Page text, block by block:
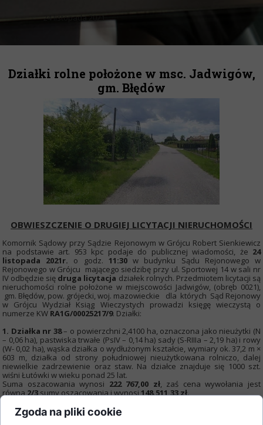
24 listopada 2021
Działki rolne położone w msc. Jadwigów,
gm. Błędów
OBWIESZCZENIE O DRUGIEJ LICYTACJI NIERUCHOMOŚCI
Komornik Sądowy przy Sądzie Rejonowym w Grójcu Robert Sienkiewicz
na podstawie art. 953 kpc podaje do publicznej wiadomości, że 24
listopada 2021r. o godz. 11:30w budynku Sądu Rejonowego w
Rejonowego w Grójcu mającego siedzibę przy ul. Sportowej 14 w sali nr
IV odbędzie się druga licytacja działek rolnych. Przedmiotem licytacji są
nieruchomości rolne położone w miejscowości Jadwigów, (obręb 0021),
gm. Błędów, pow. grójecki, woj. mazowieckie dla których Sąd Rejonowy
w Grójcu Wydział Ksiąg Wieczystych prowadzi księgę wieczystą o
numerze KW RA1G/00025217/9. Działki:
1. Działka nr 38– o powierzchni 2,4100 ha, oznaczona jako nieużytki (N
– 0,06 ha), pastwiska trwałe (PsIV – 0,14 ha) sady (S-RIIIa – 2,19 ha) i rowy
(W- 0,02 ha), wąska działka o wydłużonym kształcie, wymiary ok. 37,2 m ×
603 m, działka od strony południowej nieużytkowana rolniczo, dalej
niewielkie zadrzewienie oraz staw. Na działce znajduje się 1000 szt.
wiśni Łutówki w wieku ponad 25 lat.
Suma oszacowania wynosi 222 767,00 zł, zaś cena wywołania jest
równa2/3sumy oszacowania i wynosi148.511,33 zł.
wysokości jednej dziesiątej sumy oszacowania, to jest 22 276,70zł.
Najniższe postąpienie w licytacji wynosi 1.671,00zł.
Zgoda na pliki cookie